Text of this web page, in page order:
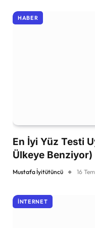
HABER
En İyi Yüz Testi
Ülkeye Benziyor)
Mustafa İyitütüncü 16
İNTERNET